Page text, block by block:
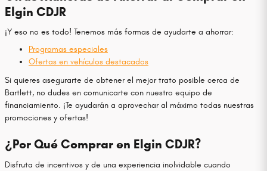
Elgin CDJR
¡Y eso no es todo! Tenemos más formas de ayudarte a ahorrar:
Programas especiales
Ofertas en vehículos destacados
Si quieres asegurarte de obtener el mejor trato posible cerca de
Bartlett, no dudes en comunicarte con nuestro equipo de
financiamiento. ¡Te ayudarán a aprovechar al máximo todas nuestras
promociones y ofertas!
¿Por Qué Comprar en Elgin CDJR?
Disfruta de incentivos y de una experiencia inolvidable cuando